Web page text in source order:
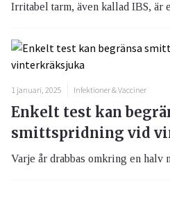
Irritabel tarm, även kallad IBS, är
1 januari, 2025 Infektioner & Vacciner
Enkelt test kan
smittspridning vid
Varje år drabbas omkring en halv